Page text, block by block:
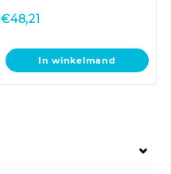
€48,21
In winkelmand